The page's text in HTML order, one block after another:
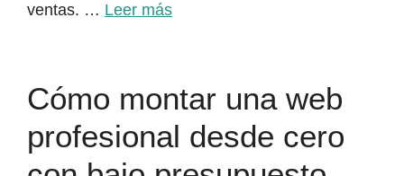
ventas. … Leer más
Cómo montar una web
profesional desde cero